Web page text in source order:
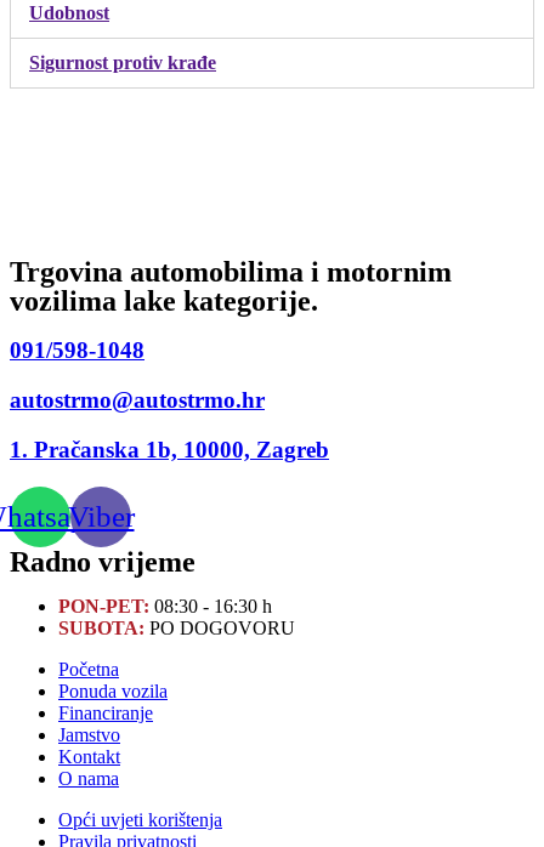
Udobnost
Sigurnost protiv krađe
Trgovina automobilima i motornim
vozilima lake kategorije.
091/598-1048
autostrmo@autostrmo.hr
1. Pračanska 1b, 10000, Zagreb
Viber
Radno vrijeme
PON-PET: 08:30 - 16:30 h
SUBOTA: PO DOGOVORU
Početna
Ponuda vozila
Financiranje
Jamstvo
Kontakt
O nama
Opći uvjeti korištenja
Pravila privatnosti